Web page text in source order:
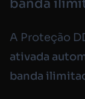
banda
A Proteção
ativada
banda